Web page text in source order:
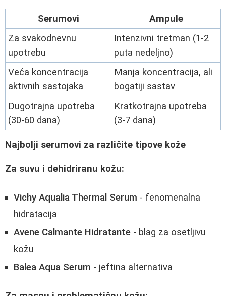
Serumovi
Ampule
Za svakodnevnu
upotrebu
Intenzivni tretman (1-2
puta nedeljno)
Veća koncentracija
aktivnih sastojaka
Manja koncentracija, ali
bogatiji sastav
Dugotrajna upotreba
(30-60 dana)
Kratkotrajna upotreba
(3-7 dana)
Najbolji serumovi za različite tipove kože
Za suvu i dehidriranu kožu:
Vichy Aqualia Thermal Serum - fenomenalna
hidratacija
Avene Calmante Hidratante - blag za osetljivu
kožu
Balea Aqua Serum - jeftina alternativa